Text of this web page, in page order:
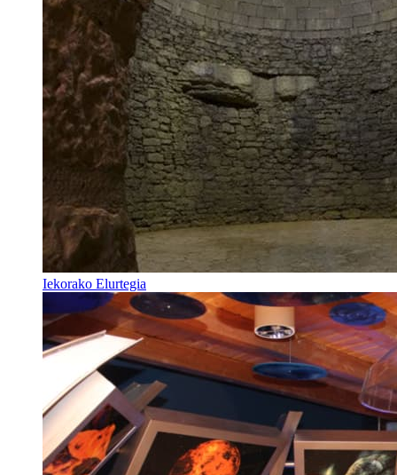
Iekorako Elurtegia